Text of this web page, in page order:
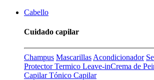
Cabello
Cuidado capilar
Champus Mascarillas Acondicionador
Protector Termico Leave-inCrema de
CapilarTónico Capilar